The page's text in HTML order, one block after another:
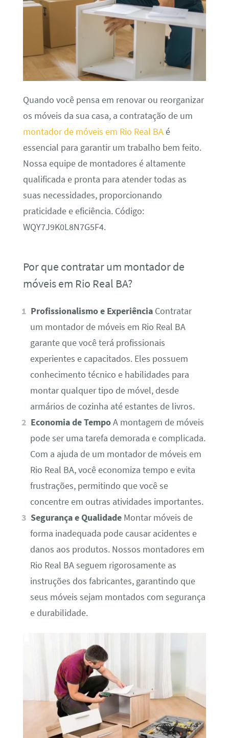
Quando você pensa em renovar ou reorganizar
os móveis da sua casa, a contratação de um
montador de móveis em Rio Real BAé
essencial para garantir um trabalho bem feito.
Nossa equipe de montadores é altamente
qualificada e pronta para atender todas as
suas necessidades, proporcionando
praticidade e eficiência. Código:
WQY7J9K0L8N7G5F4.
Por que contratar um montador de
móveis em Rio Real BA?
Profissionalismo e Experiência Contratar
um montador de móveis em Rio Real BA
garante que você terá profissionais
experientes e capacitados. Eles possuem
conhecimento técnico e habilidades para
montar qualquer tipo de móvel, desde
armários de cozinha até estantes de livros.
Economia de TempoA montagem de móveis
pode ser uma tarefa demorada e complicada.
Com a ajuda de um montador de móveis em
Rio Real BA, você economiza tempo e evita
frustrações, permitindo que você se
concentre em outras atividades importantes.
Segurança e Qualidade Montar móveis de
forma inadequada pode causar acidentes e
danos aos produtos. Nossos montadores em
Rio Real BA seguem rigorosamente as
instruções dos fabricantes, garantindo que
seus móveis sejam montados com segurança
e durabilidade.